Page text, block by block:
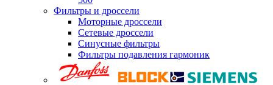
Фильтры и дроссели
Моторные дроссели
Сетевые дроссели
Синусные фильтры
Фильтры подавления гармоник